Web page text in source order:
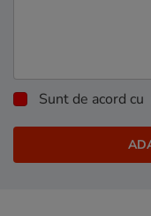
Sunt de acord cu